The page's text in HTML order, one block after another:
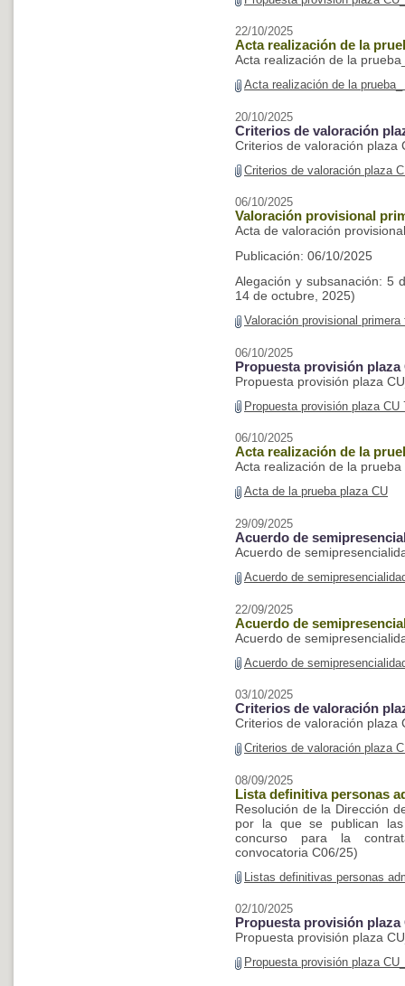
22/10/2025
Acta realización de la
Acta realización de la
Acta realización de la
20/10/2025
Criterios de valoración
Criterios de valoración plaza
Criterios de valoración plaza
06/10/2025
Valoración provisional
Acta de valoración
Publicación: 06/10/2025
Alegación y subsanación: 5
14 de octubre, 2025)
Valoración provisional
06/10/2025
Propuesta provisión plaza
Propuesta provisión plaza
Propuesta provisión plaza CU
06/10/2025
Acta realización de la
Acta realización de la
Acta de la prueba plaza CU
29/09/2025
Acuerdo de
Acuerdo de
Acuerdo de
22/09/2025
Acuerdo de
Acuerdo de
Acuerdo de
03/10/2025
Criterios de valoración
Criterios de valoración plaza
Criterios de valoración plaza
08/09/2025
Lista definitiva personas
Resolución de la Dirección
por la que se publican
concurso para la
convocatoria C06/25)
Listas definitivas personas
02/10/2025
Propuesta provisión plaza
Propuesta provisión plaza
Propuesta provisión plaza